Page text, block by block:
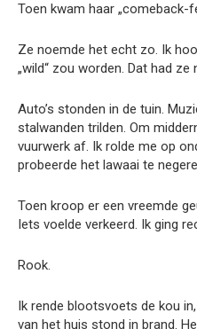
Toen kwam haar „comeback-
Ze noemde het echt zo. Ik
„wild“ zou worden. Dat had ze
Auto’s stonden in de tuin.
stalwanden trilden. Om
vuurwerk af. Ik rolde me op
probeerde het lawaai te
Toen kroop er een vreemde
Iets voelde verkeerd. Ik ging
Rook.
Ik rende blootsvoets de kou
van het huis stond in brand.